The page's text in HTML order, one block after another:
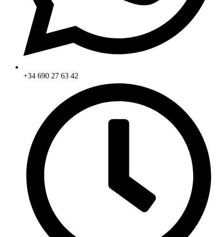
+34 690 27 63 42